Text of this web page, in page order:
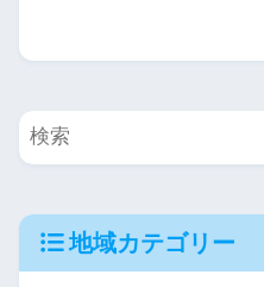
地域カテゴリー